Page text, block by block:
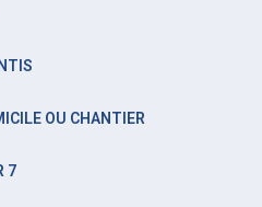
OU CHANTIER
7